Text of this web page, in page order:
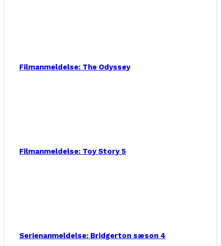
Filmanmeldelse: The Odyssey
Filmanmeldelse: Toy Story 5
Serienanmeldelse: Bridgerton sæson 4